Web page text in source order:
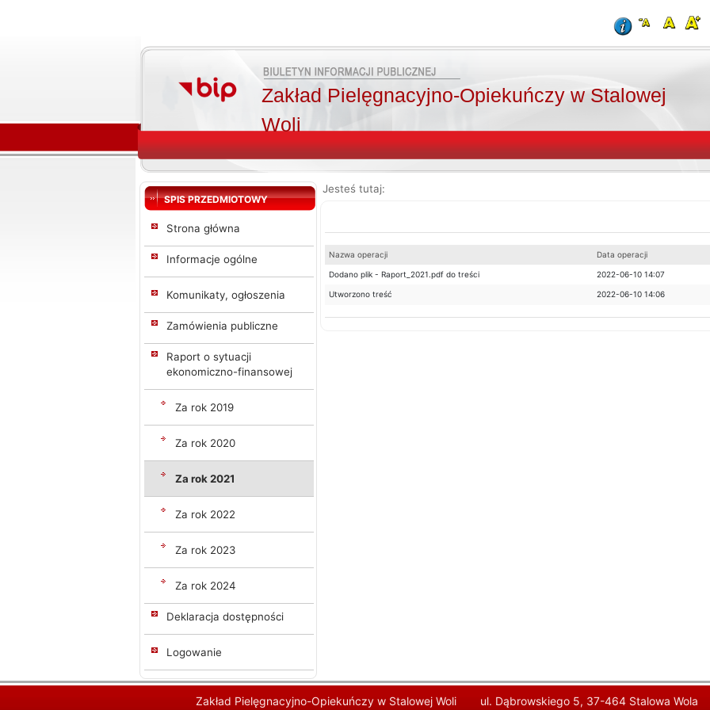
Zakład Pielęgnacyjno-Opiekuńczy w Stalowej
Woli
SPIS PRZEDMIOTOWY
Strona główna
Informacje ogólne
Komunikaty, ogłoszenia
Zamówienia publiczne
Raport o sytuacji
ekonomiczno-finansowej
Za rok 2019
Za rok 2020
Za rok 2021
Za rok 2022
Za rok 2023
Za rok 2024
Deklaracja dostępności
Logowanie
Jesteś tutaj:
Nazwa operacji Data operacji
Dodano plik - Raport_2021.pdf do treści 2022-06-10 14:07
Utworzono treść 2022-06-10 14:06
Zakład Pielęgnacyjno-Opiekuńczy w Stalowej Woli ul. Dąbrowskiego 5, 37-464 Stalowa Wola